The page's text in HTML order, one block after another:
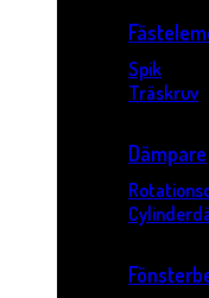
Spik
Träskruv
Dämpare